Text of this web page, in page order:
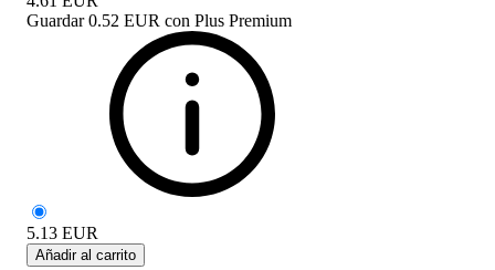
Guardar 0.52 EUR con Plus Premium
5.13 EUR
Añadir al carrito